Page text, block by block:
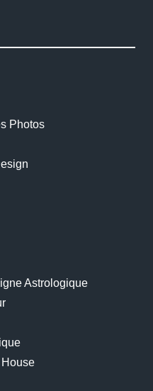
Photos
Astrologique